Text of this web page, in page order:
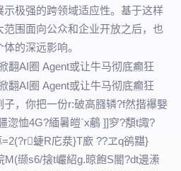
极强的跨领域适应性。基于这样
围面向公众和企业开放之后，也
的深远影响。
，你把一份r:破高膙辚?f然揩襮嫛
淴恤4G?緬暑皚`x鵏 ]]穸?頺t諏?
蜨R庀汬}T廞 ??ヱq鹆黮}
缬s6/搇t巗紹g.晾飽S閽?dt邊潫